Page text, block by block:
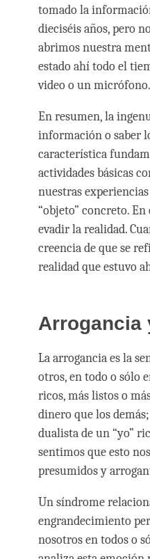
tomado la
dieciséis años, pero
abrimos nuestra
estado ahí todo el
video o un micrófono.
En resumen, la
información o saber
característica
actividades básicas
nuestras
“objeto” concreto.
evadir la realidad.
creencia de que se
realidad que estuvo
Arrogancia
La arrogancia es la
otros, en todo o sólo
ricos, más listos o
dinero que los
dualista de un “yo”
sentimos que esto
presumidos y
Un síndrome
engrandecimiento
nosotros en todos o